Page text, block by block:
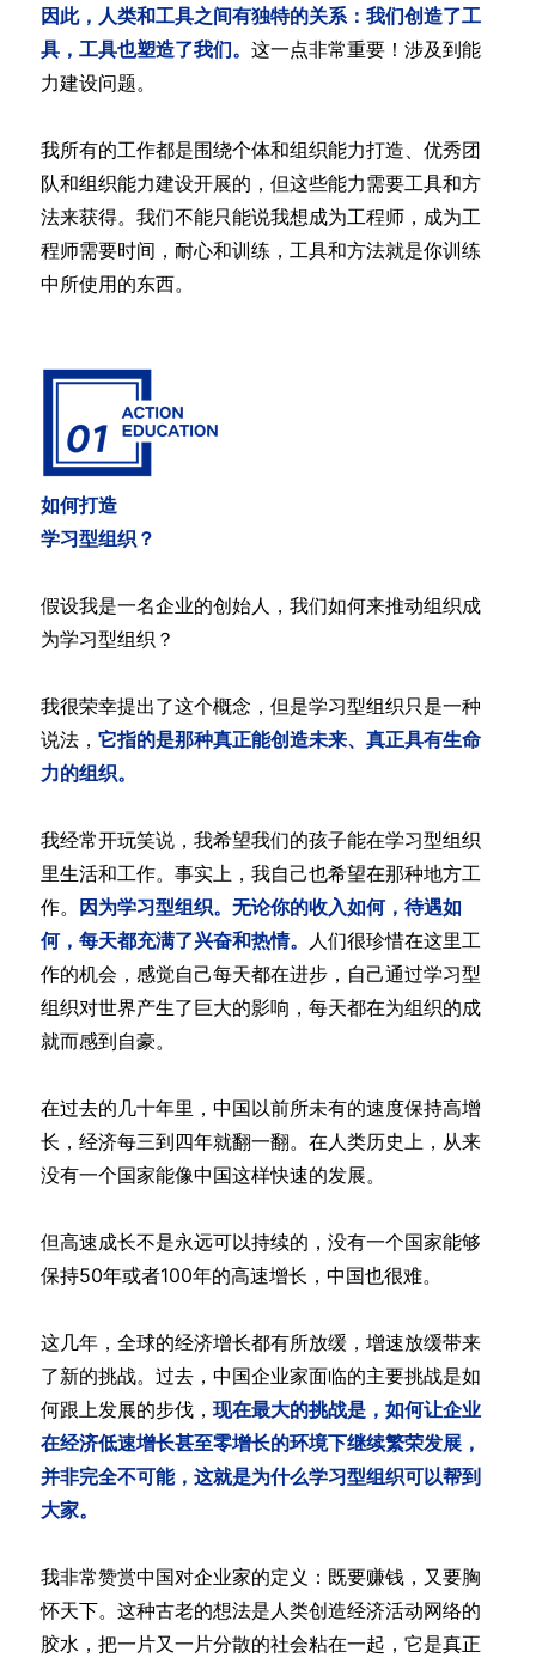
因此，人类和工具之间有独特的关系：我们创造了工
具，工具也塑造了我们。 这一点非常重要！涉及到能
力建设问题。
我所有的工作都是围绕个体和组织能力打造、优秀团
队和组织能力建设开展的，但这些能力需要工具和方
法来获得。我们不能只能说我想成为工程师，成为工
程师需要时间，耐心和训练，工具和方法就是你训练
中所使用的东西。
如何打造
学习型组织？
假设我是一名企业的创始人，我们如何来推动组织成
为学习型组织？
我很荣幸提出了这个概念，但是学习型组织只是一种
说法， 它指的是那种真正能创造未来、真正具有生命
力的组织。
我经常开玩笑说，我希望我们的孩子能在学习型组织
里生活和工作。事实上，我自己也希望在那种地方工
作。 因为学习型组织。无论你的收入如何，待遇如
何，每天都充满了兴奋和热情。
人们很珍惜在这里工
作的机会，感觉自己每天都在进步，自己通过学习型
组织对世界产生了巨大的影响，每天都在为组织的成
就而感到自豪。
在过去的几十年里，中国以前所未有的速度保持高增
长，经济每三到四年就翻一翻。在人类历史上，从来
没有一个国家能像中国这样快速的发展。
但高速成长不是永远可以持续的，没有一个国家能够
保持50年或者100年的高速增长，中国也很难。
这几年，全球的经济增长都有所放缓，增速放缓带来
了新的挑战。过去，中国企业家面临的主要挑战是如
何跟上发展的步伐， 现在最大的挑战是，如何让企业
在经济低速增长甚至零增长的环境下继续繁荣发展，
并非完全不可能，这就是为什么学习型组织可以帮到
大家。
我非常赞赏中国对企业家的定义：既要赚钱，又要胸
怀天下。这种古老的想法是人类创造经济活动网络的
胶水，把一片又一片分散的社会粘在一起，它是真正